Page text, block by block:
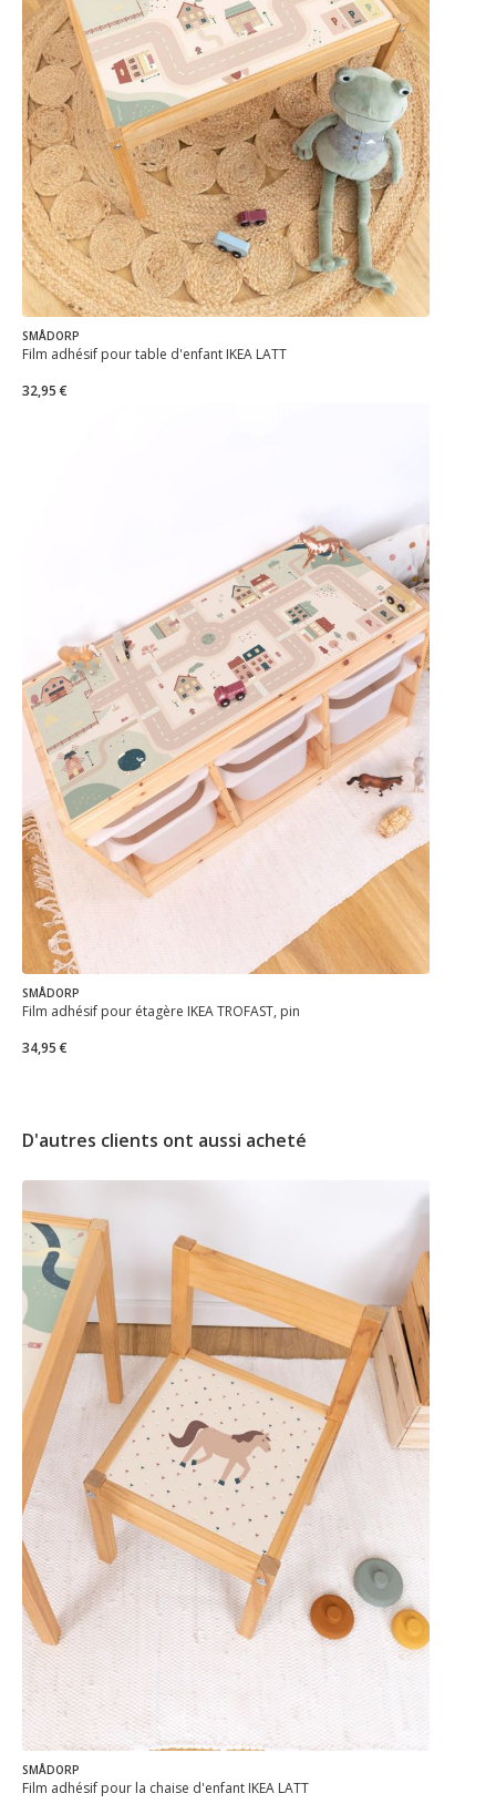
SMÅDORP
Film adhésif pour table d'enfant IKEA LÄTT
32,95 €
SMÅDORP
Film adhésif pour étagère IKEA TROFAST, pin
34,95 €
D'autres clients ont aussi acheté
SMÅDORP
Film adhésif pour la chaise d'enfant IKEA LÄTT